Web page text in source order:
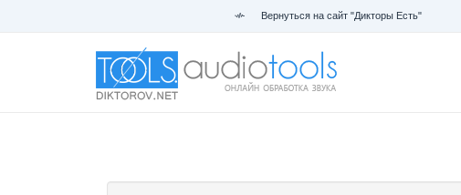
Вернуться на сайт "Дикторы Есть"